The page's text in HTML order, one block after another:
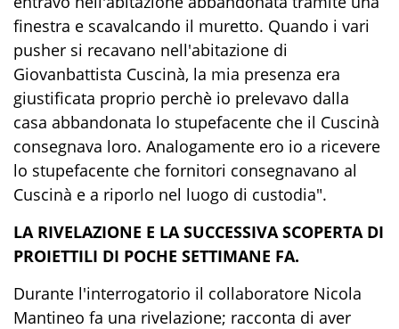
finestra e scavalcando il muretto. Quando i vari
pusher si recavano nell'abitazione di
Giovanbattista Cuscinà, la mia presenza era
giustificata proprio perchè io prelevavo dalla
casa abbandonata lo stupefacente che il Cuscinà
consegnava loro. Analogamente ero io a ricevere
lo stupefacente che fornitori consegnavano al
Cuscinà e a riporlo nel luogo di custodia".
LA RIVELAZIONE E LA SUCCESSIVA SCOPERTA DI
PROIETTILI DI POCHE SETTIMANE FA.
Durante l'interrogatorio il collaboratore Nicola
Mantineo fa una rivelazione; racconta di aver